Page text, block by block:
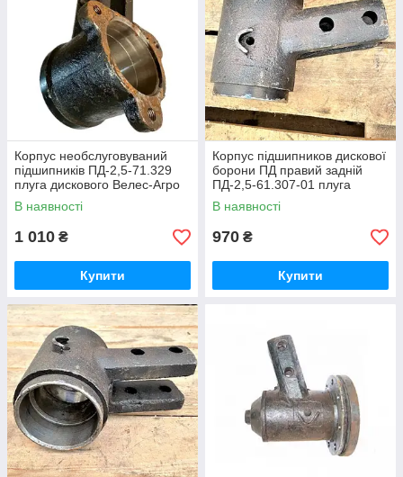
Корпус необслуговуваний
підшипників ПД-2,5-71.329
плуга дискового Велес-Агро
В наявності
1 010 ₴
Купити
Корпус підшипников дискової
борони ПД правий задній
ПД-2,5-61.307-01 плуга
дискового ПД Велес-Агро
В наявності
970 ₴
Купити